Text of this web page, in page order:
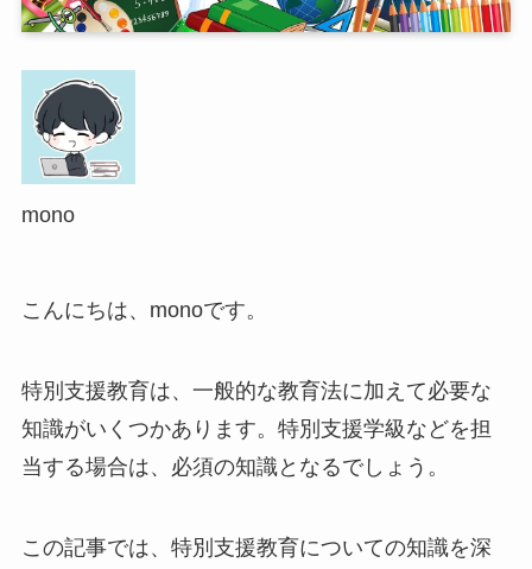
mono
こんにちは、monoです。
特別支援教育は、一般的な教育法に加えて必要な
知識がいくつかあります。特別支援学級などを担
当する場合は、必須の知識となるでしょう。
この記事では、特別支援教育についての知識を深